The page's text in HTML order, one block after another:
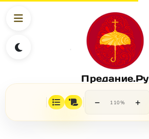
Предание.Ру
− 110% +